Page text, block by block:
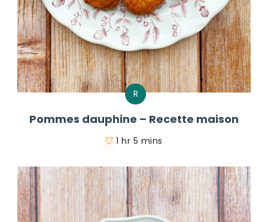
R
Pommes dauphine – Recette maison
1 hr 5 mins